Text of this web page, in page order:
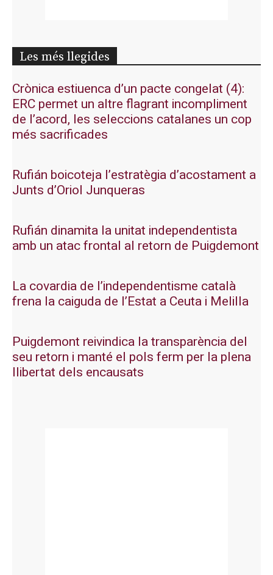
Les més llegides
Crònica estiuenca d’un pacte congelat (4):
ERC permet un altre flagrant incompliment
de l’acord, les seleccions catalanes un cop
més sacrificades
Rufián boicoteja l’estratègia d’acostament a
Junts d’Oriol Junqueras
Rufián dinamita la unitat independentista
amb un atac frontal al retorn de Puigdemont
La covardia de l’independentisme català
frena la caiguda de l’Estat a Ceuta i Melilla
Puigdemont reivindica la transparència del
seu retorn i manté el pols ferm per la plena
llibertat dels encausats